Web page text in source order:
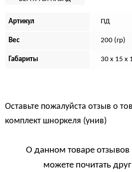
Артикул ПД
Вес 200 (гр)
Габариты 30 x 15 x
Оставьте пожалуйста отзыв о
комплект шноркеля (унив)
О данном товаре отзывов
можете почитать